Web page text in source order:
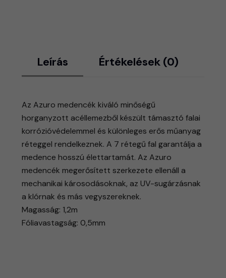
Leírás Értékelések (0)
Az Azuro medencék kiváló minőségű
horganyzott acéllemezből készült támasztó falai
korrózióvédelemmel és különleges erős műanyag
réteggel rendelkeznek. A 7 rétegű fal garantálja a
medence hosszú élettartamát. Az Azuro
medencék megerősített szerkezete ellenáll a
mechanikai károsodásoknak, az UV-sugárzásnak
a klórnak és más vegyszereknek.
Magasság: 1,2m
Fóliavastagság: 0,5mm